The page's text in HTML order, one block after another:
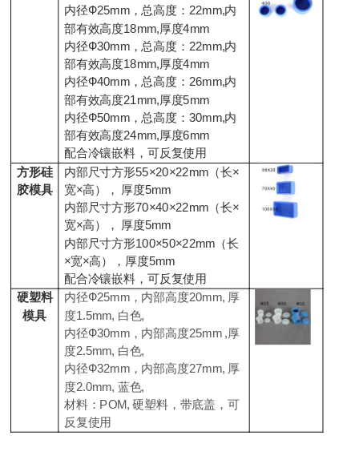
内径Ф25mm，总高度：22mm,内
部有效高度18mm,厚度4mm
内径Ф30mm，总高度：22mm,内
部有效高度18mm,厚度4mm
内径Ф40mm，总高度：26mm,内
部有效高度21mm,厚度5mm
内径Ф50mm，总高度：30mm,内
部有效高度24mm,厚度6mm
配合冷镶嵌料，可反复使用
方形硅
胶模具
内部尺寸方形55×20×22mm（长×
宽×高）， 厚度5mm
内部尺寸方形70×40×22mm（长×
宽×高）， 厚度5mm
内部尺寸方形100×50×22mm（长
×宽×高），厚度5mm
配合冷镶嵌料，可反复使用
硬塑料
模具
内径Ф25mm，内部高度20mm, 厚
度1.5mm, 白色,
内径Ф30mm，内部高度25mm ,厚
度2.5mm, 白色,
内径Ф32mm，内部高度27mm, 厚
度2.0mm, 蓝色,
材料：POM, 硬塑料，带底盖，可
反复使用